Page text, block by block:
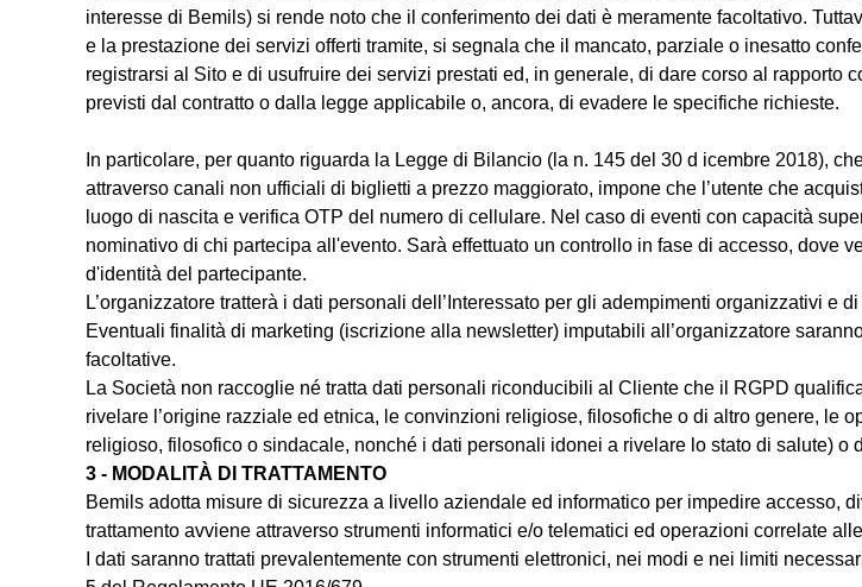
interesse di Bemils) si rende noto che il conferimento dei dati è meramente facoltativo.
e la prestazione dei servizi offerti tramite, si segnala che il mancato, parziale o inesatto
registrarsi al Sito e di usufruire dei servizi prestati ed, in generale, di dare corso al
previsti dal contratto o dalla legge applicabile o, ancora, di evadere le specifiche richieste.
In particolare, per quanto riguarda la Legge di Bilancio (la n. 145 del 30 d icembre 2018),
attraverso canali non ufficiali di biglietti a prezzo maggiorato, impone che l’utente che
luogo di nascita e verifica OTP del numero di cellulare. Nel caso di eventi con capacità
nominativo di chi partecipa all'evento. Sarà effettuato un controllo in fase di accesso, dove
d'identità del partecipante.
L’organizzatore tratterà i dati personali dell’Interessato per gli adempimenti organizzativi
Eventuali finalità di marketing (iscrizione alla newsletter) imputabili all’organizzatore
facoltative.
La Società non raccoglie né tratta dati personali riconducibili al Cliente che il RGPD
rivelare l’origine razziale ed etnica, le convinzioni religiose, filosofiche o di altro genere, le
religioso, filosofico o sindacale, nonché i dati personali idonei a rivelare lo stato di salute) o
3 - MODALITÀ DI TRATTAMENTO
Bemils adotta misure di sicurezza a livello aziendale ed informatico per impedire accesso,
trattamento avviene attraverso strumenti informatici e/o telematici ed operazioni correlate
I dati saranno trattati prevalentemente con strumenti elettronici, nei modi e nei limiti